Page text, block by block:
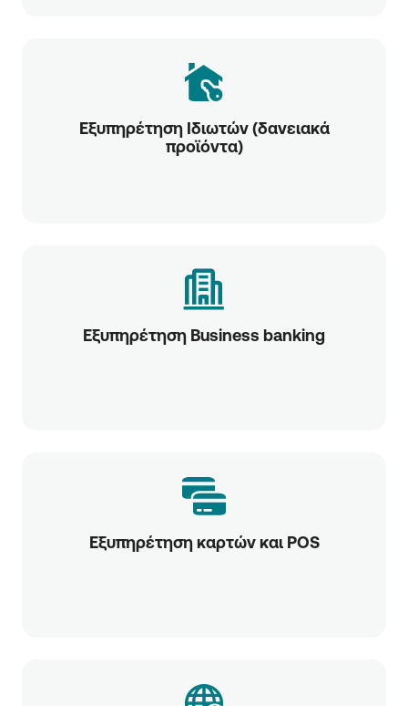
Εξυπηρέτηση Ιδιωτών (δανειακά
προϊόντα)
Εξυπηρέτηση Business banking
Εξυπηρέτηση καρτών και POS